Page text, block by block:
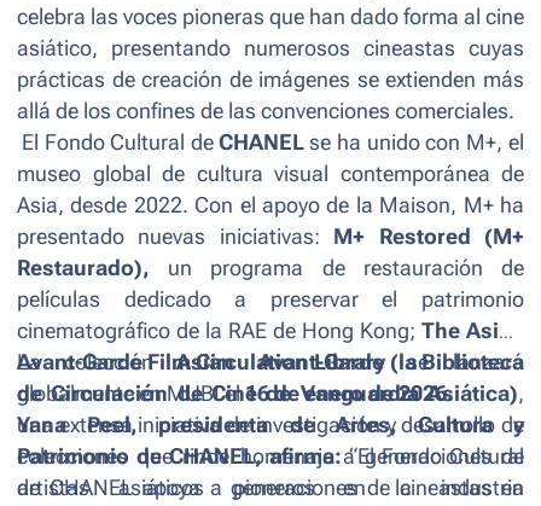
celebra las voces pioneras que han dado forma al cine
asiático, presentando numerosos cineastas cuyas
prácticas de creación de imágenes se extienden más
allá de los confines de las convenciones comerciales.
El Fondo Cultural de CHANEL se ha unido con M+, el
museo global de cultura visual contemporánea de
Asia, desde 2022. Con el apoyo de la Maison, M+ ha
presentado nuevas iniciativas: M+ Restored (M+
Restaurado), un programa de restauración de
películas dedicado a preservar el patrimonio
cinematográfico de la RAE de Hong Kong; The Asian
Avant-Garde Film Circulation Library (la Biblioteca
de Circulación de Cine de Vanguardia Asiática),
una extensa iniciativa de investigación y desarrollo de
colecciones que rinde homenaje a generaciones de
artistas asiáticos pioneros en la industria
La colecciónAsian Avant-Gardese lanzará
globalmente en MUBI el16 de enero de 2026.
Yana Peel, presidenta de Artes, Cultura y
Patrimonio de CHANEL, afirma: “El Fondo Cultural
de CHANEL apoya a generaciones de cineastas en